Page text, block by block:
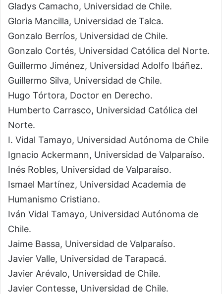
Gladys Camacho, Universidad de Chile.
Gloria Mancilla, Universidad de Talca.
Gonzalo Berríos, Universidad de Chile.
Gonzalo Cortés, Universidad Católica del Norte.
Guillermo Jiménez, Universidad Adolfo Ibáñez.
Guillermo Silva, Universidad de Chile.
Hugo Tórtora, Doctor en Derecho.
Humberto Carrasco, Universidad Católica del
Norte.
I. Vidal Tamayo, Universidad Autónoma de Chile
Ignacio Ackermann, Universidad de Valparaíso.
Inés Robles, Universidad de Valparaíso.
Ismael Martínez, Universidad Academia de
Humanismo Cristiano.
Iván Vidal Tamayo, Universidad Autónoma de
Chile.
Jaime Bassa, Universidad de Valparaíso.
Javier Valle, Universidad de Tarapacá.
Javier Arévalo, Universidad de Chile.
Javier Contesse, Universidad de Chile.